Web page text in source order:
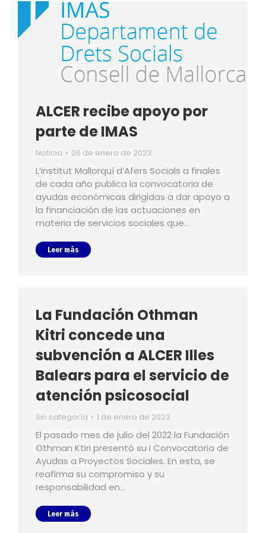
ALCER recibe apoyo por
parte de IMAS
Noticia 26 de enero de 2023
L’institut Mallorquí d’Afers Socials a finales
de cada año publica la convocatoria de
ayudas económicas dirigidas a dar apoyo a
la financiación de las actuaciones en
materia de servicios sociales que…
Leer más
La Fundación Othman
Kitri concede una
subvención a ALCER Illes
Balears para el servicio de
atención psicosocial
Sin categoría 1 de enero de 2023
El pasado mes de julio del 2022 la Fundación
Othman Ktiri presentó su I Convocatoria de
Ayudas a Proyectos Sociales. En esta, se
reafirma su compromiso y su
responsabilidad en…
Leer más